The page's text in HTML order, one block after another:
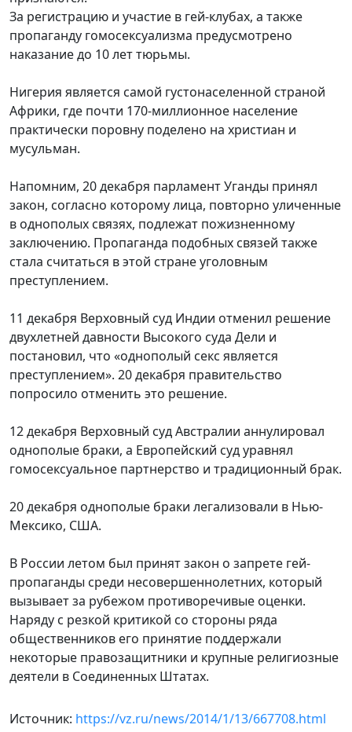
За регистрацию и участие в гей-клубах, а также
пропаганду гомосексуализма предусмотрено
наказание до 10 лет тюрьмы.
Нигерия является самой густонаселенной страной
Африки, где почти 170-миллионное население
практически поровну поделено на христиан и
мусульман.
Напомним, 20 декабря парламент Уганды принял
закон, согласно которому лица, повторно уличенные
в однополых связях, подлежат пожизненному
заключению. Пропаганда подобных связей также
стала считаться в этой стране уголовным
преступлением.
11 декабря Верховный суд Индии отменил решение
двухлетней давности Высокого суда Дели и
постановил, что «однополый секс является
преступлением». 20 декабря правительство
попросило отменить это решение.
12 декабря Верховный суд Австралии аннулировал
однополые браки, а Европейский суд уравнял
гомосексуальное партнерство и традиционный брак.
20 декабря однополые браки легализовали в Нью-
Мексико, США.
В России летом был принят закон о запрете гей-
пропаганды среди несовершеннолетних, который
вызывает за рубежом противоречивые оценки.
Наряду с резкой критикой со стороны ряда
общественников его принятие поддержали
некоторые правозащитники и крупные религиозные
деятели в Соединенных Штатах.
Источник: https://vz.ru/news/2014/1/13/667708.html